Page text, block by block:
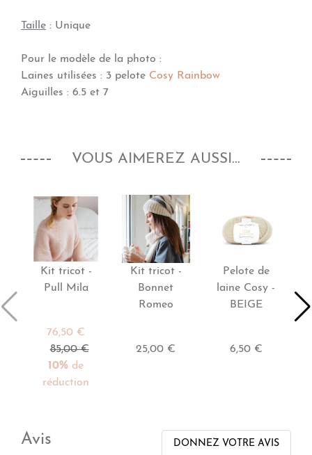
Taille : Unique
Pour le modèle de la photo :
Laines utilisées : 3 pelote Cosy Rainbow
Aiguilles : 6.5 et 7
VOUS AIMEREZ AUSSI...
Kit tricot -
Pull Mila
76,50 €
85,00 €
10% de
réduction
Kit tricot -
Bonnet
Romeo
25,00 €
Pelote de
laine Cosy -
BEIGE
6,50 €
Avis DONNEZ VOTRE AVIS